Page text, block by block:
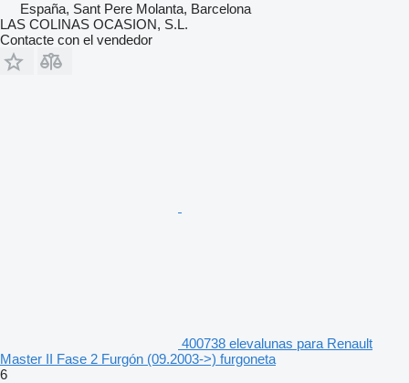
España, Sant Pere Molanta, Barcelona
LAS COLINAS OCASION, S.L.
Contacte con el vendedor
400738 elevalunas para Renault
Master II Fase 2 Furgón (09.2003->) furgoneta
6